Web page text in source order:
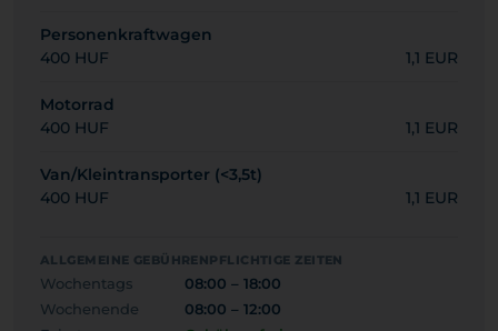
Personenkraftwagen
400 HUF
1,1 EUR
Motorrad
400 HUF
1,1 EUR
Van/Kleintransporter (<3,5t)
400 HUF
1,1 EUR
ALLGEMEINE GEBÜHRENPFLICHTIGE ZEITEN
Wochentags
08:00 – 18:00
Wochenende
08:00 – 12:00